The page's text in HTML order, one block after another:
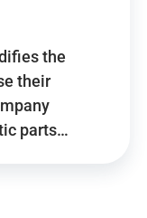
the
their
parts…